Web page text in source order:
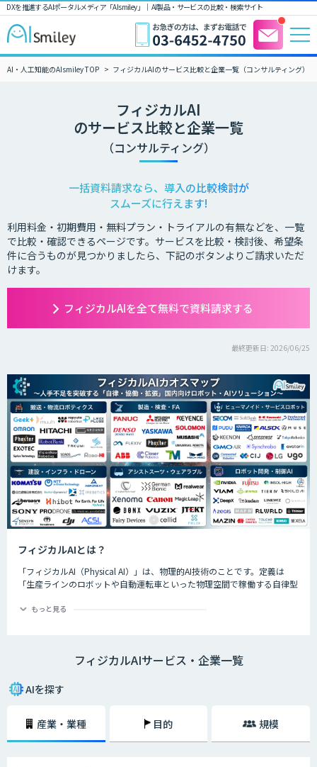
DXを推進するAIポータルメディア「AIsmiley」｜ AI製品・サービスの比較・検索サイト
AI・人工知能のAIsmiley TOP フィジカルAIのサービス比較と企業一覧（コンサルティング）
フィジカルAI
のサービス比較と企業一覧
（コンサルティング）
一括資料請求なら、導入の比較検討が
スムーズに行えます!
利用料金・初期費用・無料プラン・トライアルの有無などを、一覧
で比較・確認できるページです。サービスを比較・検討後、希望条
件に合うものが見つかりましたら、下記のボタンよりご請求いただ
けます。
フィジカルAIを全て無料で資料請求する
最終更新日: 2026/06/25
フィジカルAIとは？
「フィジカルAI（Physical AI）」は、物理的AI技術のことです。定義は
「生産ラインのロボットや自動運転車といった物理空間で稼働する自律型
術」です。
もっと見る
フィジカルAIサービス・企業一覧
AIを探す
産業・業種 目的 規模